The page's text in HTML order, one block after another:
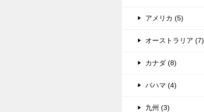
アメリカ (5)
オーストラリア (7)
カナダ (8)
バハマ (4)
九州 (3)